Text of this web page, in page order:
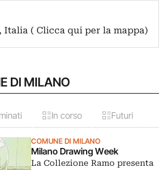
( Clicca qui per la mappa)
DI MILANO
In corso Futuri
COMUNE DI MILANO
Milano Drawing Week
La Collezione Ramo presenta